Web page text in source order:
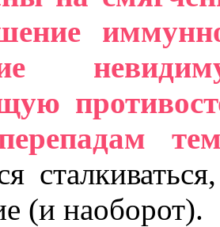
(и наоборот).